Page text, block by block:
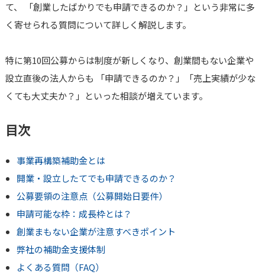
て、 「創業したばかりでも申請できるのか？」という非常に多
く寄せられる質問について詳しく解説します。
特に第10回公募からは制度が新しくなり、創業間もない企業や
設立直後の法人からも 「申請できるのか？」「売上実績が少な
くても大丈夫か？」といった相談が増えています。
目次
事業再構築補助金とは
開業・設立したてでも申請できるのか？
公募要領の注意点（公募開始日要件）
申請可能な枠：成長枠とは？
創業まもない企業が注意すべきポイント
弊社の補助金支援体制
よくある質問（FAQ）